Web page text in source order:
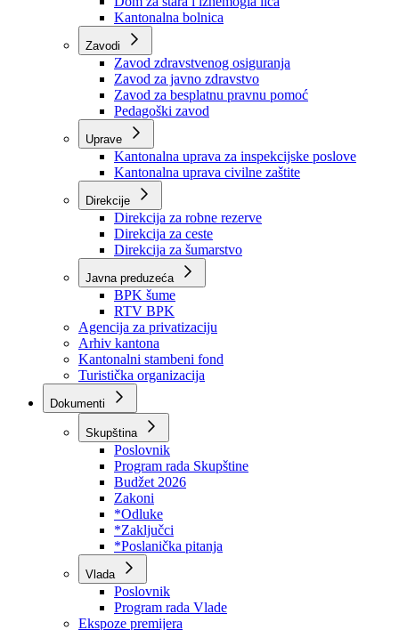
Ustanove
Centar za socijalni rad
Dom za stara i iznemogla lica
Kantonalna bolnica
Zavodi
Zavod zdravstvenog osiguranja
Zavod za javno zdravstvo
Zavod za besplatnu pravnu pomoć
Pedagoški zavod
Kantonalna uprava za inspekcijske poslove
Kantonalna uprava civilne zaštite
Direkcije
Direkcija za robne rezerve
Direkcija za ceste
Direkcija za šumarstvo
Javna preduzeća
BPK šume
RTV BPK
Agencija za privatizaciju
Arhiv kantona
Kantonalni stambeni fond
Turistička organizacija
Dokumenti
Skupština
Poslovnik
Program rada Skupštine
Budžet 2026
Zakoni
*Odluke
*Zaključci
*Poslanička pitanja
Vlada